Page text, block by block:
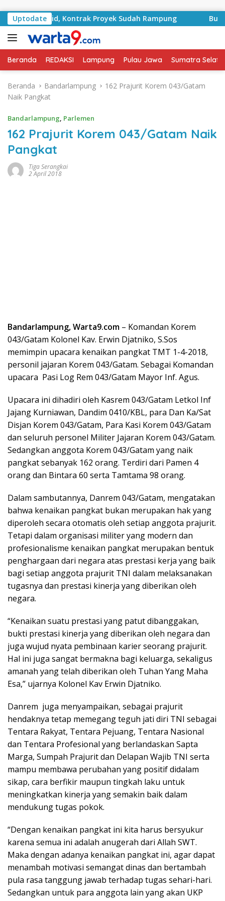
Uptodate
Basyid, Kontrak Proyek Sudah Rampung Bulan
Beranda REDAKSI Lampung Pulau Jawa Sumatra
Beranda Bandarlampung
162 Prajurit Korem 043/Gatam
Naik Pangkat
Bandarlampung, Parlemen
162 Prajurit Korem 043/Gatam Naik
Pangkat
Tiga Serangkai
2 April 2018
Bandarlampung, Warta9.com – Komandan Korem
043/Gatam Kolonel Kav. Erwin Djatniko, S.Sos
memimpin upacara kenaikan pangkat TMT 1-4-2018,
personil jajaran Korem 043/Gatam. Sebagai Komandan
upacara Pasi Log Rem 043/Gatam Mayor Inf. Agus.
Upacara ini dihadiri oleh Kasrem 043/Gatam Letkol Inf
Jajang Kurniawan, Dandim 0410/KBL, para Dan Ka/Sat
Disjan Korem 043/Gatam, Para Kasi Korem 043/Gatam
dan seluruh personel Militer Jajaran Korem 043/Gatam.
Sedangkan anggota Korem 043/Gatam yang naik
pangkat sebanyak 162 orang. Terdiri dari Pamen 4
orang dan Bintara 60 serta Tamtama 98 orang.
Dalam sambutannya, Danrem 043/Gatam, mengatakan
bahwa kenaikan pangkat bukan merupakan hak yang
diperoleh secara otomatis oleh setiap anggota prajurit.
Tetapi dalam organisasi militer yang modern dan
profesionalisme kenaikan pangkat merupakan bentuk
penghargaan dari negara atas prestasi kerja yang baik
bagi setiap anggota prajurit TNI dalam melaksanakan
tugasnya dan prestasi kinerja yang diberikan oleh
negara.
“Kenaikan suatu prestasi yang patut dibanggakan,
bukti prestasi kinerja yang diberikan oleh negara dan
juga wujud nyata pembinaan karier seorang prajurit.
Hal ini juga sangat bermakna bagi keluarga, sekaligus
amanah yang telah diberikan oleh Tuhan Yang Maha
Esa,” ujarnya Kolonel Kav Erwin Djatniko.
Danrem juga menyampaikan, sebagai prajurit
hendaknya tetap memegang teguh jati diri TNI sebagai
Tentara Rakyat, Tentara Pejuang, Tentara Nasional
dan Tentara Profesional yang berlandaskan Sapta
Marga, Sumpah Prajurit dan Delapan Wajib TNI serta
mampu membawa perubahan yang positif didalam
sikap, cara berfikir maupun tingkah laku untuk
meningkatkan kinerja yang semakin baik dalam
mendukung tugas pokok.
“Dengan kenaikan pangkat ini kita harus bersyukur
karena semua ini adalah anugerah dari Allah SWT.
Maka dengan adanya kenaikan pangkat ini, agar dapat
menambah motivasi semangat dinas dan bertambah
pula rasa tanggung jawab terhadap tugas sehari-hari.
Sedangkan untuk para anggota lain yang akan UKP